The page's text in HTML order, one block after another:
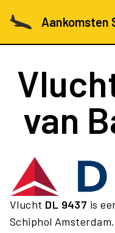
Aankomsten
van
Vlucht DL 9437 is
Schiphol